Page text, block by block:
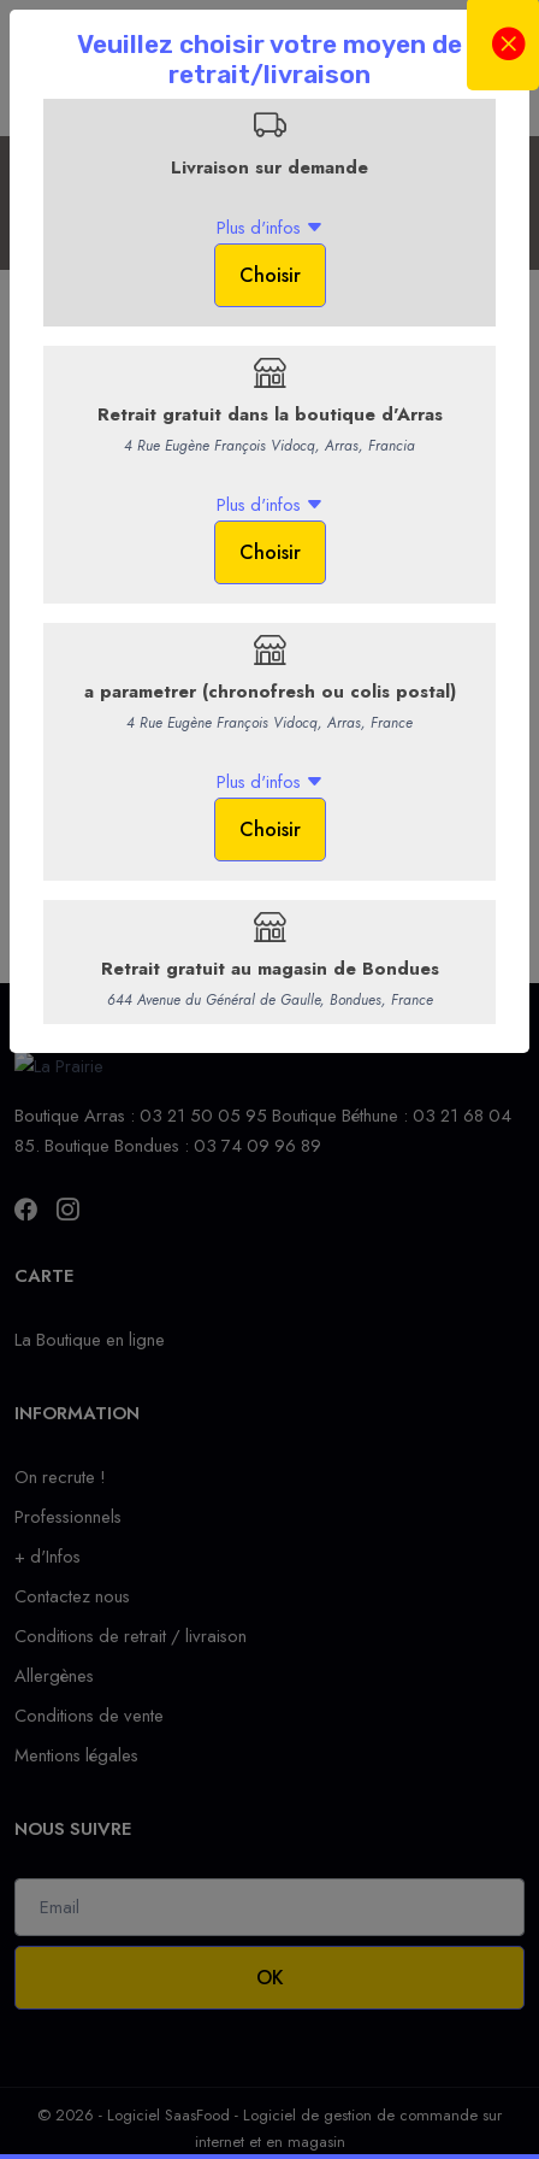
Les Sans Alcool
La Boutique en ligne La Cave
HYSOPE Ginger Bee
1,95 €/ Bouteille
+ Ajouter au panier
Infos supp.
Boutique Arras : 03 21 50 05 95 Boutique Béthune : 03 21 68 04
85. Boutique Bondues : 03 74 09 96 89
CARTE
La Boutique en ligne
INFORMATION
On recrute !
Professionnels
+ d'Infos
Contactez nous
Conditions de retrait / livraison
Allergènes
Conditions de vente
Mentions légales
NOUS SUIVRE
OK
© 2026 - Logiciel SaasFood - Logiciel de gestion de commande sur
internet et en magasin